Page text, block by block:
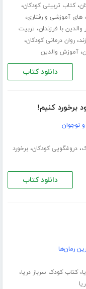
،کتاب تربیتی کودکان،
های آموزشی و رفتاری،
والدین با فرزندان، تربیت
،روان درمانی کودکان،
،آموزش والدین
دانلود کتاب
برخورد کنیم!
نوجوان
،دروغگویی کودکان،برخورد
دانلود کتاب
رمان‌ها
،کتاب کودک سرباز دریا،